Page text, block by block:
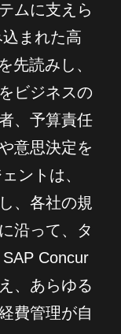
ムに支えら
まれた高
先読みし、
ビジネスの
、予算責任
意思決定を
ントは、
、各社の規
沿って、タ
Concur
、あらゆる
費管理が自